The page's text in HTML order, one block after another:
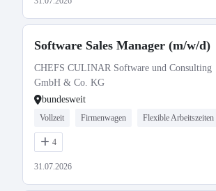
Software Sales Manager (m/w/d)
CHEFS CULINAR Software und Consulting
GmbH & Co. KG
bundesweit
Vollzeit Firmenwagen Flexible Arbeitszeiten
4
31.07.2026